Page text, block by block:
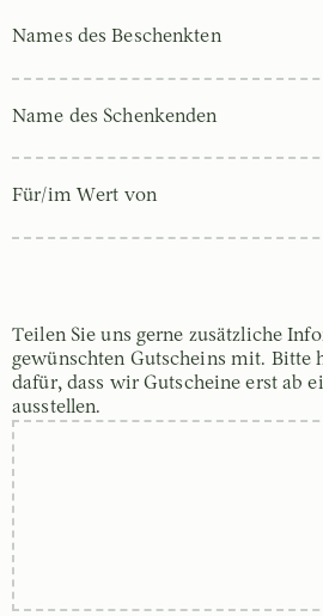
Names des Beschenkten
Name des Schenkenden
Für/im Wert von
Teilen Sie uns gerne zusätzliche
gewünschten Gutscheins mit. Bitte
dafür, dass wir Gutscheine erst ab
ausstellen.